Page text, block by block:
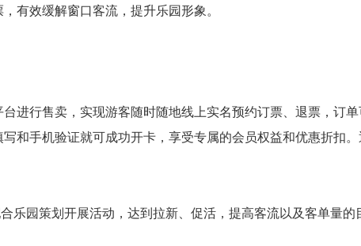
有效缓解窗口客流，提升乐园形象。
进行售卖，实现游客随时随地线上实名预约订票、退票，订
和手机验证就可成功开卡，享受专属的会员权益和优惠折扣
园策划开展活动，达到拉新、促活，提高客流以及客单量的